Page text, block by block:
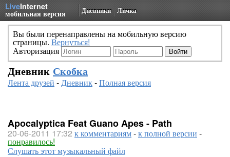
LiveInternet
мобильная версия Дневники Личка
Вы были перенаправлены на мобильную версию
страницы. Вернуться!
Авторизация
Дневник Скобка
Лента друзей -Дневник-Полная версия
Apocalyptica Feat Guano Apes - Path
20-06-2011 17:32 к комментариям-к полной версии -
понравилось!
Слушать этот музыкальный файл